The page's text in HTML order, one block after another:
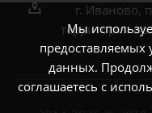
Мы
предоставляемых
данных.
соглашаетесь с
г. Иваново,
территория